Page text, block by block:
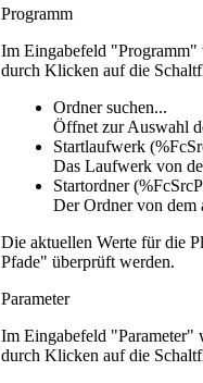
Programm
Im Eingabefeld "Programm"
durch Klicken auf die
Ordner suchen...
Öffnet zur Auswahl
Startlaufwerk
Das Laufwerk von
Startordner
Der Ordner von dem
Die aktuellen Werte für die
Pfade" überprüft werden.
Parameter
Im Eingabefeld "Parameter"
durch Klicken auf die